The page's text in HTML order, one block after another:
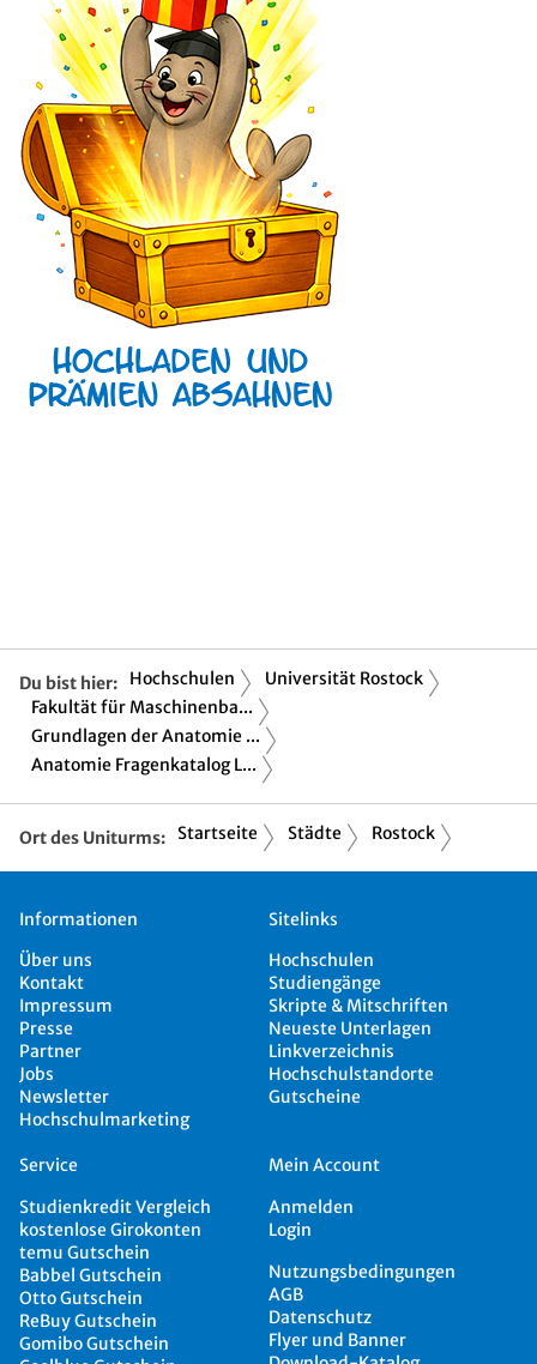
Du bist hier: Hochschulen
Universität Rostock
Fakultät für Maschinenba...
Grundlagen der Anatomie ...
Anatomie Fragenkatalog L...
Ort des Uniturms: Startseite Städte Rostock
Informationen
Über uns
Kontakt
Impressum
Presse
Partner
Jobs
Newsletter
Hochschulmarketing
Sitelinks
Hochschulen
Studiengänge
Skripte & Mitschriften
Neueste Unterlagen
Linkverzeichnis
Hochschulstandorte
Gutscheine
Service
Studienkredit Vergleich
kostenlose Girokonten
temu Gutschein
Babbel Gutschein
Otto Gutschein
ReBuy Gutschein
Gomibo Gutschein
Mein Account
Anmelden
Login
Nutzungsbedingungen
AGB
Datenschutz
Flyer und Banner